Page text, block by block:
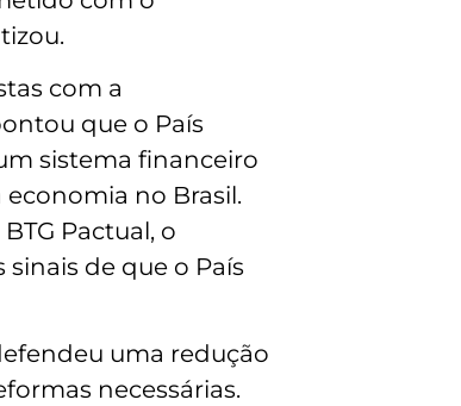
com a
que o País
sistema financeiro
no Brasil.
BTG Pactual, o
de que o País
uma redução
necessárias.